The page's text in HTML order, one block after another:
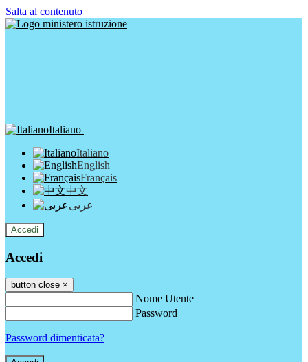
Salta al contenuto
Italiano
Italiano
English
Français
中文
عربى
Accedi
Accedi
button close ×
Nome Utente
Password
Password dimenticata?